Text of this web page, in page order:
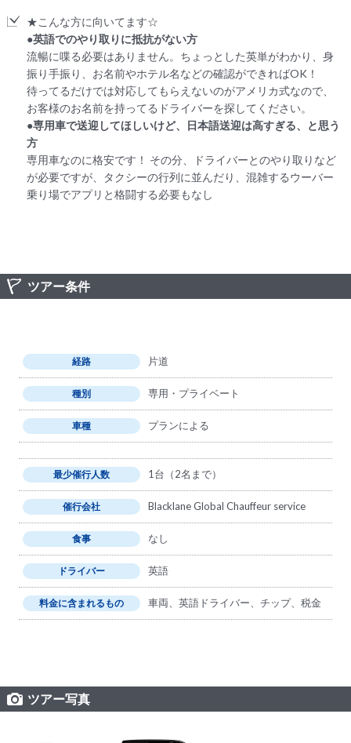
★こんな方に向いてます☆
●英語でのやり取りに抵抗がない方
流暢に喋る必要はありません。ちょっとした英単がわかり、身
振り手振り、お名前やホテル名などの確認ができればOK！
待ってるだけでは対応してもらえないのがアメリカ式なので、
お客様のお名前を持ってるドライバーを探してください。
●専用車で送迎してほしいけど、日本語送迎は高すぎる、と思う
方
専用車なのに格安です！ その分、ドライバーとのやり取りなど
が必要ですが、タクシーの行列に並んだり、混雑するウーバー
乗り場でアプリと格闘する必要もなし
ツアー条件
経路 片道
種別 専用・プライベート
車種 プランによる
最少催行人数 1台（2名まで）
催行会社 Blacklane Global Chauffeur service
食事 なし
ドライバー 英語
料金に含まれるもの 車両、英語ドライバー、チップ、税金
ツアー写真